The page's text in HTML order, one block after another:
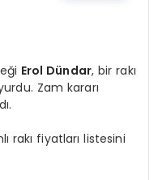
Erol Dündar, bir rakı
Zam kararı
rakı fiyatları listesini